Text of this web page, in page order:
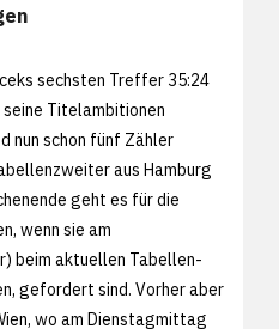
sechsten Treffer 35:24
seine Titelambitionen
nun schon fünf Zähler
aus Hamburg
geht es für die
wenn sie am
beim aktuellen Tabellen-
gefordert sind. Vorher aber
wo am Dienstagmittag